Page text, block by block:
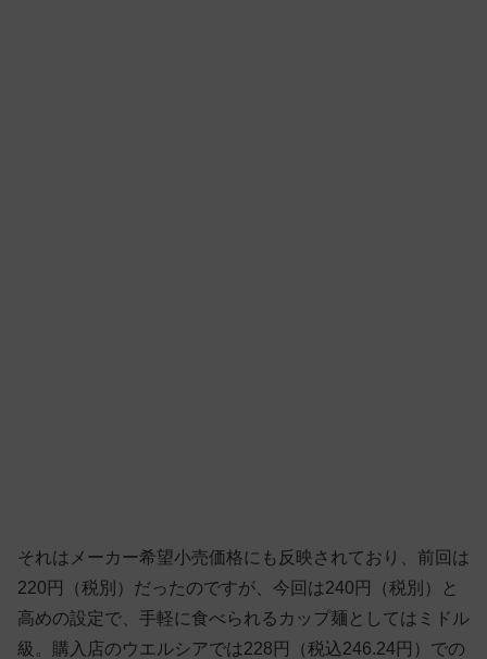
それはメーカー希望小売価格にも反映されており、前回は
220円（税別）だったのですが、今回は240円（税別）と
高めの設定で、手軽に食べられるカップ麺としてはミドル
級。購入店のウエルシアでは228円（税込246.24円）での